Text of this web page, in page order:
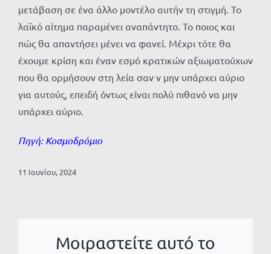
μετάβαση σε ένα άλλο μοντέλο αυτήν τη στιγμή. Το
λαϊκό αίτημα παραμένει αναπάντητο. Το ποιος και
πώς θα απαντήσει μένει να φανεί. Μέχρι τότε θα
έχουμε κρίση και έναν εσμό κρατικών αξιωματούχων
που θα ορμήσουν στη λεία σαν ν μην υπάρχει αύριο
για αυτούς, επειδή όντως είναι πολύ πιθανό να μην
υπάρχει αύριο.
Πηγή:Κοσμοδρόμιο
11 Ιουνίου, 2024
Μοιραστείτε αυτό το